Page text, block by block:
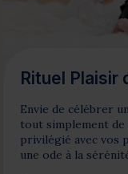
Rituel Plaisir
Envie de célébrer
tout simplement
privilégié avec vos
une ode à la